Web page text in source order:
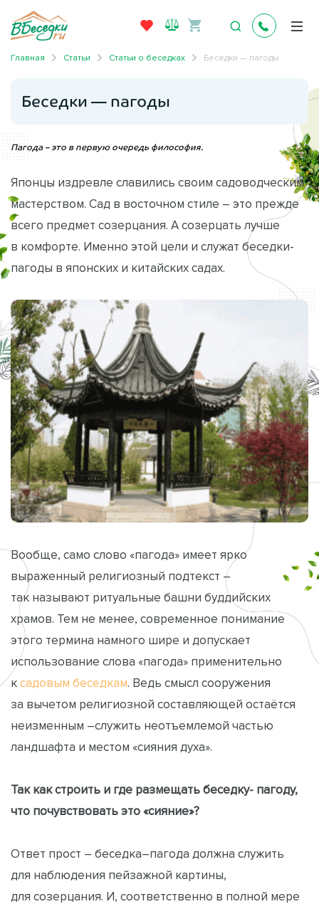
Главная Статьи Статьи о беседках Беседки — пагоды
Беседки — пагоды
Пагода – это в первую очередь философия.
Японцы издревле славились своим садоводческим
мастерством. Сад в восточном стиле – это прежде
всего предмет созерцания. А созерцать лучше
в комфорте. Именно этой цели и служат беседки-
пагоды в японских и китайских садах.
Вообще, само слово «пагода» имеет ярко
выраженный религиозный подтекст –
так называют ритуальные башни буддийских
храмов. Тем не менее, современное понимание
этого термина намного шире и допускает
использование слова «пагода» применительно
к садовым беседкам. Ведь смысл сооружения
за вычетом религиозной составляющей остаётся
неизменным –служить неотъемлемой частью
ландшафта и местом «сияния духа».
Так как строить и где размещать беседку- пагоду,
что почувствовать это «сияние»?
Ответ прост – беседка–пагода должна служить
для наблюдения пейзажной картины,
для созерцания. И, соответственно в полной мере